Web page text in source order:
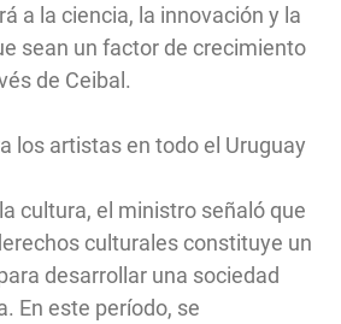
a la ciencia, la innovación y la
sean un factor de crecimiento
de Ceibal.
los artistas en todo el Uruguay
cultura, el ministro señaló que
culturales constituye un
desarrollar una sociedad
En este período, se